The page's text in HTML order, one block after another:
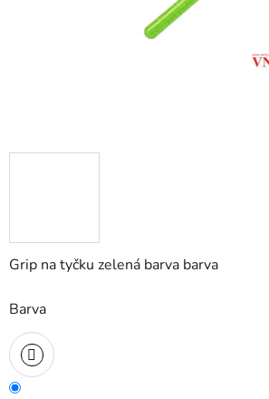
Grip na tyčku zelená barva barva
Barva